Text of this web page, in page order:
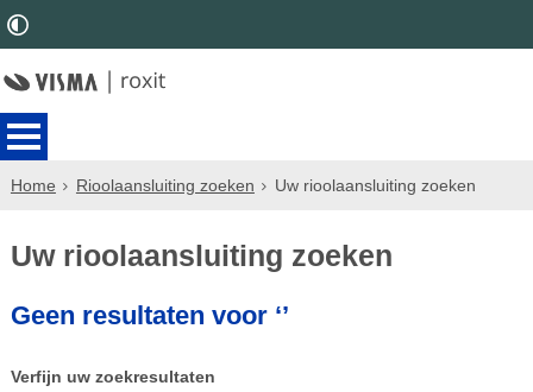
Home Rioolaansluiting zoeken Uw rioolaansluiting zoeken
Uw rioolaansluiting zoeken
Geen resultaten voor ‘’
Verfijn uw zoekresultaten